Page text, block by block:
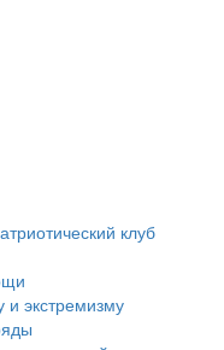
клуб
и экстремизму